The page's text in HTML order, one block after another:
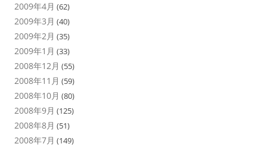
2009年4月 (62)
2009年3月 (40)
2009年2月 (35)
2009年1月 (33)
2008年12月 (55)
2008年11月 (59)
2008年10月 (80)
2008年9月 (125)
2008年8月 (51)
2008年7月 (149)